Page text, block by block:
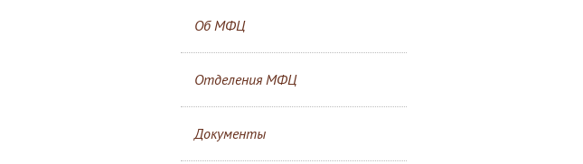
Об МФЦ
Отделения МФЦ
Документы